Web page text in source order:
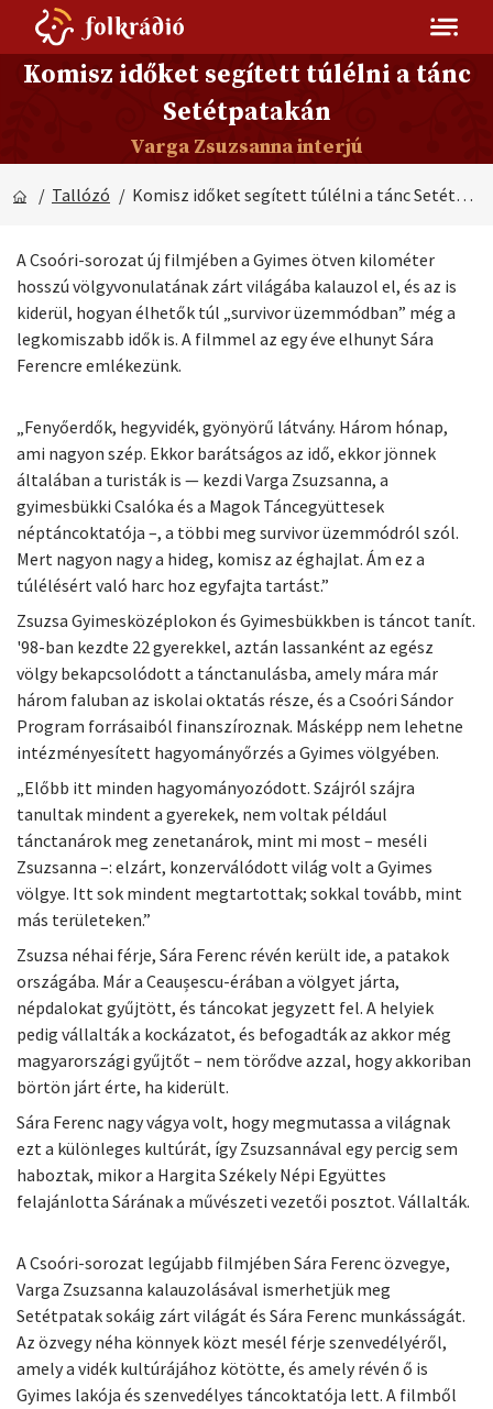
Komisz időket segített túlélni a tánc
Setétpatakán
Varga Zsuzsanna interjú
/ Tallózó / Komisz időket segített túlélni a tánc Setétpatakán
A Csoóri-sorozat új filmjében a Gyimes ötven kilométer
hosszú völgyvonulatának zárt világába kalauzol el, és az is
kiderül, hogyan élhetők túl „survivor üzemmódban” még a
legkomiszabb idők is. A filmmel az egy éve elhunyt Sára
Ferencre emlékezünk.
„Fenyőerdők, hegyvidék, gyönyörű látvány. Három hónap,
ami nagyon szép. Ekkor barátságos az idő, ekkor jönnek
általában a turisták is — kezdi Varga Zsuzsanna, a
gyimesbükki Csalóka és a Magok Táncegyüttesek
néptáncoktatója –, a többi meg survivor üzemmódról szól.
Mert nagyon nagy a hideg, komisz az éghajlat. Ám ez a
túlélésért való harc hoz egyfajta tartást.”
Zsuzsa Gyimesközéplokon és Gyimesbükkben is táncot tanít.
'98-ban kezdte 22 gyerekkel, aztán lassanként az egész
völgy bekapcsolódott a tánctanulásba, amely mára már
három faluban az iskolai oktatás része, és a Csoóri Sándor
Program forrásaiból finanszíroznak. Másképp nem lehetne
intézményesített hagyományőrzés a Gyimes völgyében.
„Előbb itt minden hagyományozódott. Szájról szájra
tanultak mindent a gyerekek, nem voltak például
tánctanárok meg zenetanárok, mint mi most – meséli
Zsuzsanna –: elzárt, konzerválódott világ volt a Gyimes
völgye. Itt sok mindent megtartottak; sokkal tovább, mint
más területeken.”
Zsuzsa néhai férje, Sára Ferenc révén került ide, a patakok
országába. Már a Ceaușescu-érában a völgyet járta,
népdalokat gyűjtött, és táncokat jegyzett fel. A helyiek
pedig vállalták a kockázatot, és befogadták az akkor még
magyarországi gyűjtőt – nem törődve azzal, hogy akkoriban
börtön járt érte, ha kiderült.
Sára Ferenc nagy vágya volt, hogy megmutassa a világnak
ezt a különleges kultúrát, így Zsuzsannával egy percig sem
haboztak, mikor a Hargita Székely Népi Együttes
felajánlotta Sárának a művészeti vezetői posztot. Vállalták.
A Csoóri-sorozat legújabb filmjében Sára Ferenc özvegye,
Varga Zsuzsanna kalauzolásával ismerhetjük meg
Setétpatak sokáig zárt világát és Sára Ferenc munkásságát.
Az özvegy néha könnyek közt mesél férje szenvedélyéről,
amely a vidék kultúrájához kötötte, és amely révén ő is
Gyimes lakója és szenvedélyes táncoktatója lett. A filmből